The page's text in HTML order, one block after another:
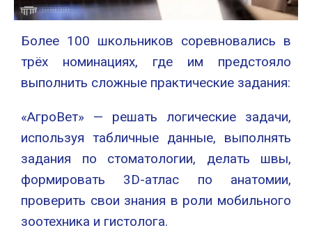
Более 100 школьников соревновались в
трёх номинациях, где им предстояло
выполнить сложные практические задания:
«АгроВет» — решать логические задачи,
используя табличные данные, выполнять
задания по стоматологии, делать швы,
формировать 3D-атлас по анатомии,
проверить свои знания в роли мобильного
зоотехника и гистолога.